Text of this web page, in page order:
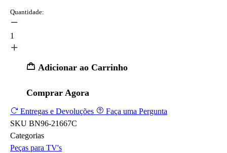
Quantidade:
1
Adicionar ao Carrinho
Comprar Agora
Entregas e Devoluções
Faça uma Pergunta
SKU BN96-21667C
Categorias
Peças para TV's